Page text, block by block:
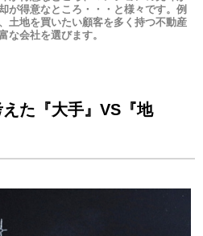
が得意なところ・・・と様々です。例
土地を買いたい顧客を多く持つ不動産
な会社を選びます。
た『大手』VS『地